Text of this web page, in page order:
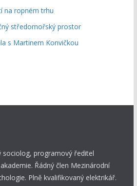
na ropném trhu
středomořský prostor
s Martinem Konvičkou
sociolog, programový ředitel
Řádný člen Mezinárodní
Plně kvalifikovaný elektrikář.